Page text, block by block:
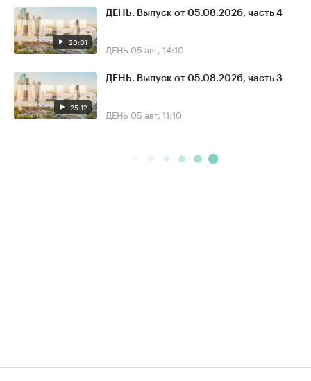
20:01
ДЕНЬ. Выпуск от 05.08.2026, часть 4
ДЕНЬ 05 авг, 14:10
25:12
ДЕНЬ. Выпуск от 05.08.2026, часть 3
ДЕНЬ 05 авг, 11:10